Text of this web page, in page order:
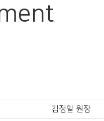
김정일 원장